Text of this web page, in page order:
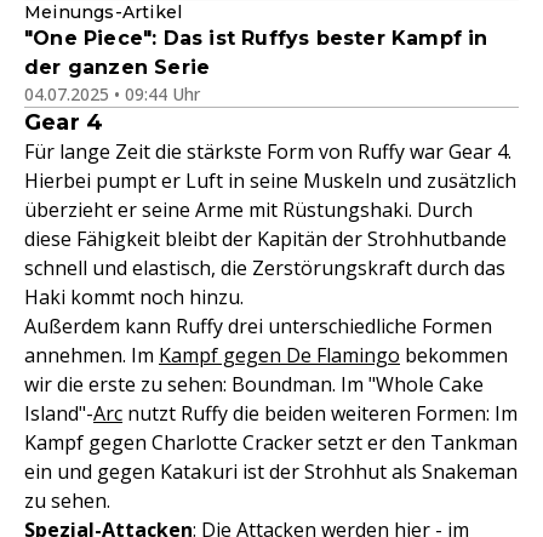
Meinungs-Artikel
"One Piece": Das ist Ruffys bester Kampf in
der ganzen Serie
04.07.2025 • 09:44 Uhr
Gear 4
Für lange Zeit die stärkste Form von Ruffy war Gear 4.
Hierbei pumpt er Luft in seine Muskeln und zusätzlich
überzieht er seine Arme mit Rüstungshaki. Durch
diese Fähigkeit bleibt der Kapitän der Strohhutbande
schnell und elastisch, die Zerstörungskraft durch das
Haki kommt noch hinzu.
Außerdem kann Ruffy drei unterschiedliche Formen
annehmen. Im Kampf gegen De Flamingo bekommen
wir die erste zu sehen: Boundman. Im "Whole Cake
Island"-Arc nutzt Ruffy die beiden weiteren Formen: Im
Kampf gegen Charlotte Cracker setzt er den Tankman
ein und gegen Katakuri ist der Strohhut als Snakeman
zu sehen.
Spezial-Attacken: Die Attacken werden hier - im